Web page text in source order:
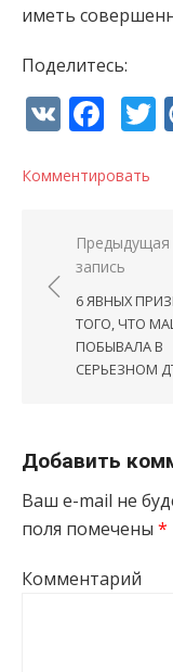
иметь
Поделитесь:
VK
Комментировать
Предыдущая
запись
6 ЯВНЫХ
ТОГО, ЧТО
ПОБЫВАЛА В
СЕРЬЕЗНОМ
Добавить
Ваш e-mail не
поля помечены *
Комментарий